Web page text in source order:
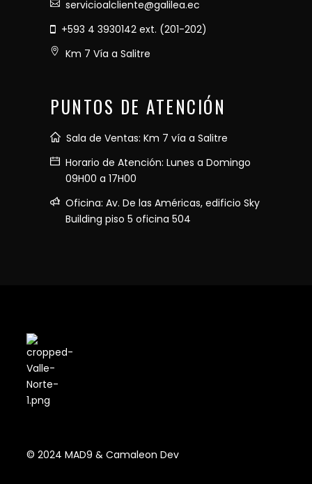
servicioalcliente@galilea.ec
+593 4 3930142 ext. (201-202)
Km 7 Vía a Salitre
PUNTOS DE ATENCIÓN
Sala de Ventas: Km 7 vía a Salitre
Horario de Atención: Lunes a Domingo
09H00 a 17H00
Oficina: Av. De las Américas, edificio Sky
Building piso 5 oficina 504
© 2024 MAD9 & Camaleon Dev